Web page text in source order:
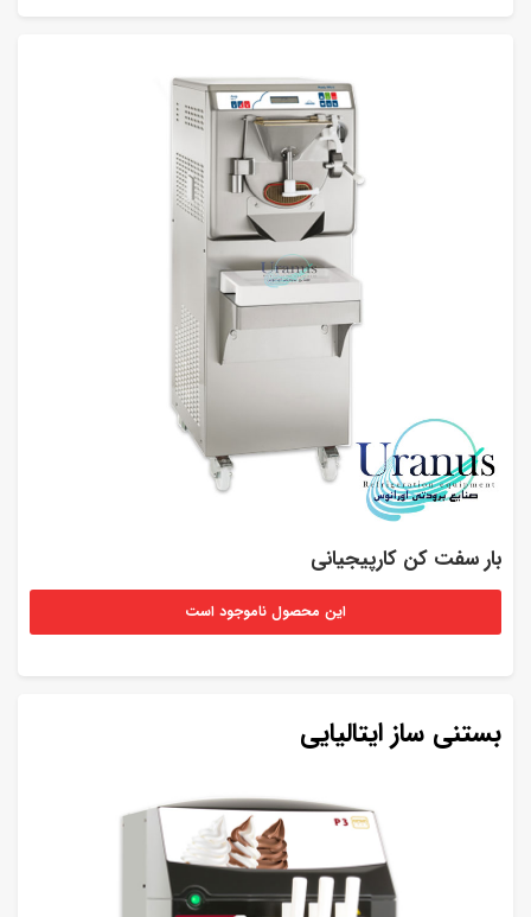
بار سفت کن کارپیجیانی
این محصول ناموجود است
بستنی ساز ایتالیایی